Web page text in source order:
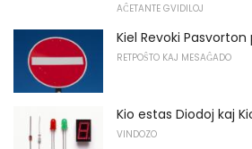
AĈETANTE GVIDILOJ
Kiel Revoki
RETPOŜTO KAJ MESAĜADO
Kio estas Diodoj kaj
VINDOZO